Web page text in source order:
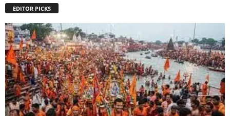
EDITOR PICKS